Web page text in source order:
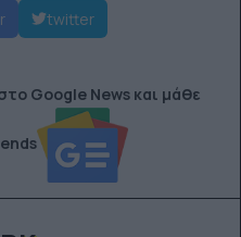
twitter
Google News και μάθε